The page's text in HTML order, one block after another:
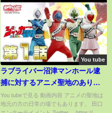
You tube
ラブライバー沼津マンホール逮
捕に対するアニメ聖地のあり方 #
劇場版決定以外悲報しかないラ
ブライブサンシャイン
You tubeで見る 動画内容 アニメの聖地は
地元の方の日常の場でもあります。 田口